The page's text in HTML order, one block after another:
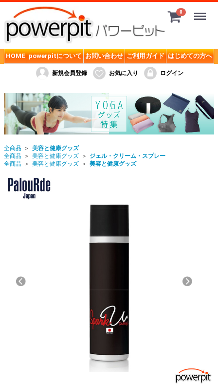
0 Menu
HOME powerpitについて お問い合わせ ご利用ガイド はじめての方へ
新規会員登録 お気に入り ログイン
全商品
美容と健康グッズ
全商品
美容と健康グッズ
ジェル・クリーム・スプレー
全商品
美容と健康グッズ 美容と健康グッズ
サプリメント
SMD. powerpitオリジナル
ケンタイ 健康体力研究所 Kentai
ゴールドジム (GOLD's GYM)
バーサーカー(BERSERKER)
パワープロダクション (グリコ)
ライフスタイル (LIFE STYLE)
その他メーカー
エネルギーアップサプリメント
関節 ジョイントサプリメント
クエン酸